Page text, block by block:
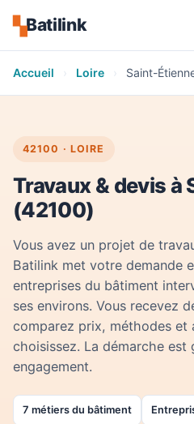
▚Batilink
Accueil › Loire › Saint-
42100 · LOIRE
Travaux & devis à
(42100)
Vous avez un projet de
Batilink met votre demande
entreprises du bâtiment
ses environs. Vous recevez
comparez prix, méthodes et
choisissez. La démarche est
engagement.
7 métiers du bâtiment